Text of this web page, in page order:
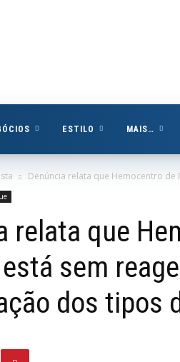
ESTILO MAIS…
Denúncia relata que Hemocentro
relata que
sem
dos tipos